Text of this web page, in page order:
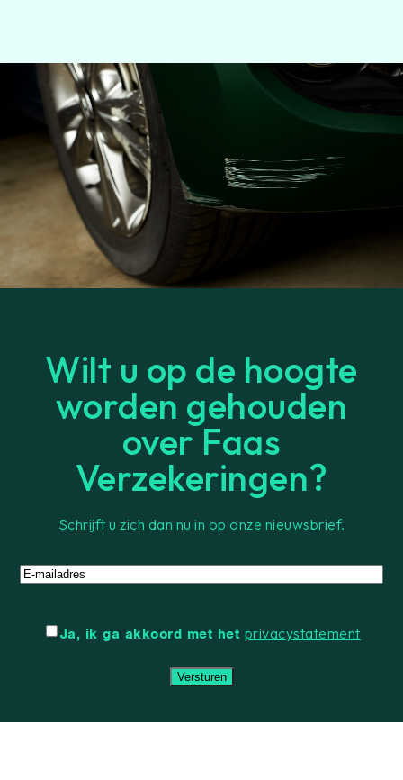
Wilt u op de hoogte
worden gehouden
over Faas
Verzekeringen?
Schrijft u zich dan nu in op onze nieuwsbrief.
InstemmingJa, ik ga akkoord met het privacystatement